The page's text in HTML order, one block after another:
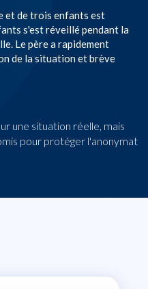
et de trois enfants est
s'est réveillé pendant la
Le père a rapidement
de la situation et brève
une situation réelle, mais
pour protéger l'anonymat